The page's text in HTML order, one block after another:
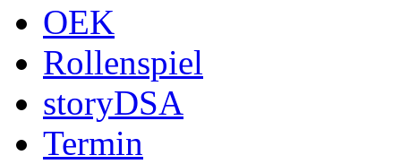
OEK
Rollenspiel
storyDSA
Termin